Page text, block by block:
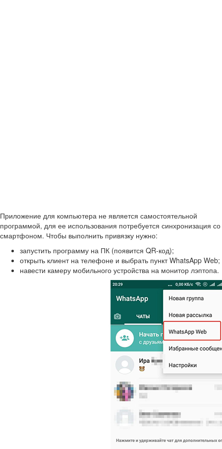
Приложение для компьютера не является самостоятельной
программой, для ее использования потребуется синхронизация со
смартфоном. Чтобы выполнить привязку нужно:
запустить программу на ПК (появится QR-код);
открыть клиент на телефоне и выбрать пункт WhatsApp Web;
навести камеру мобильного устройства на монитор лэптопа.